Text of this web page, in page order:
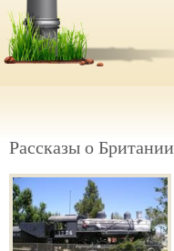
Рассказы о Британии